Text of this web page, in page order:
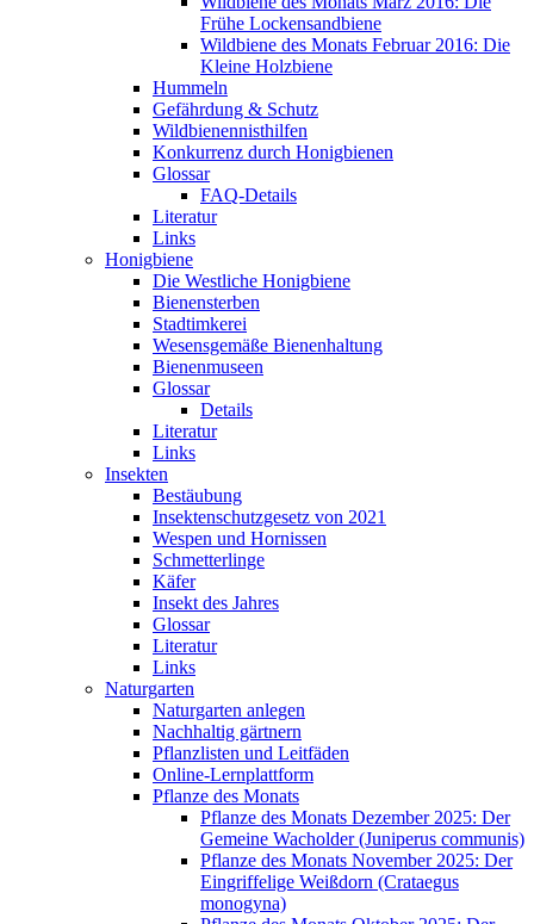
Frühe Lockensandbiene
Wildbiene des Monats Februar 2016: Die
Kleine Holzbiene
Hummeln
Gefährdung & Schutz
Wildbienennisthilfen
Konkurrenz durch Honigbienen
Glossar
FAQ-Details
Literatur
Links
Honigbiene
Die Westliche Honigbiene
Bienensterben
Stadtimkerei
Wesensgemäße Bienenhaltung
Bienenmuseen
Glossar
Details
Literatur
Links
Insekten
Bestäubung
Insektenschutzgesetz von 2021
Wespen und Hornissen
Schmetterlinge
Käfer
Insekt des Jahres
Glossar
Literatur
Links
Naturgarten
Naturgarten anlegen
Nachhaltig gärtnern
Pflanzlisten und Leitfäden
Online-Lernplattform
Pflanze des Monats
Pflanze des Monats Dezember 2025: Der
Gemeine Wacholder (Juniperus communis)
Pflanze des Monats November 2025: Der
Eingriffelige Weißdorn (Crataegus
monogyna)